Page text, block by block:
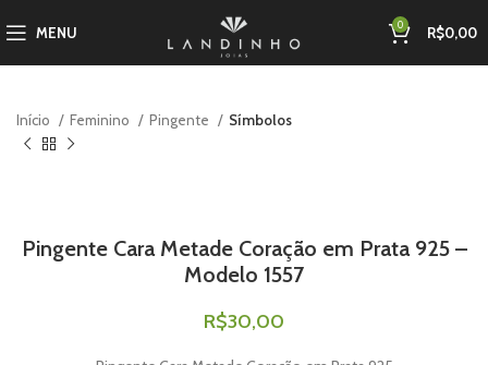
MENU 0 R$0,00
Início Feminino Pingente Símbolos
Pingente Cara Metade Coração em Prata 925 –
Modelo 1557
R$30,00